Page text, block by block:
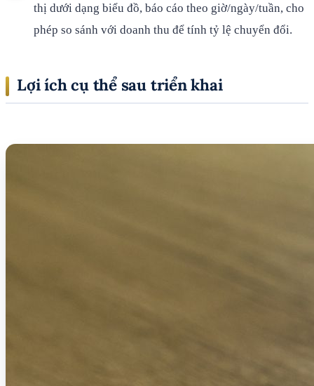
thị dưới dạng biểu đồ, báo cáo theo giờ/ngày/tuần, cho
phép so sánh với doanh thu để tính tỷ lệ chuyển đổi.
Lợi ích cụ thể sau triển khai